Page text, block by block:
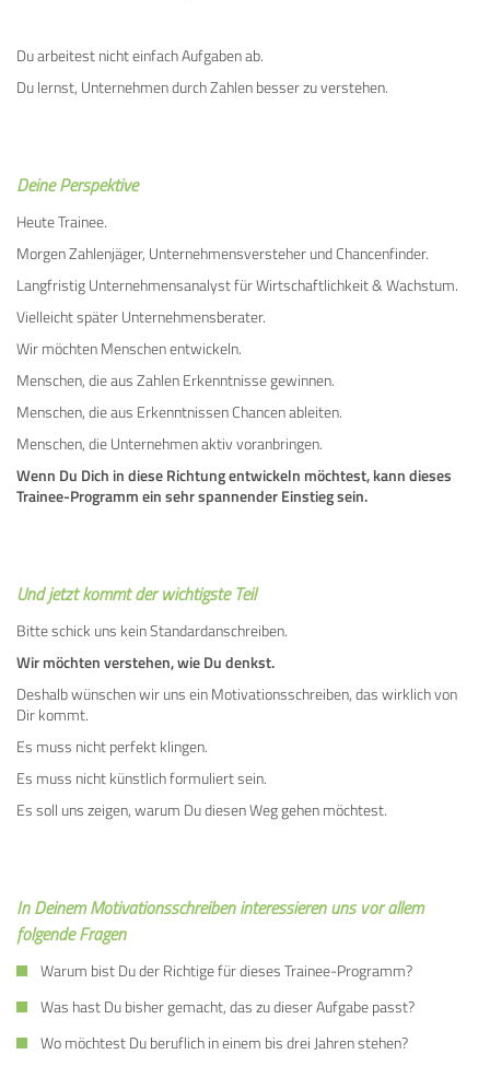
Du arbeitest nicht einfach Aufgaben ab.
Du lernst, Unternehmen durch Zahlen besser zu verstehen.
Deine Perspektive
Heute Trainee.
Morgen Zahlenjäger, Unternehmensversteher und Chancenfinder.
Langfristig Unternehmensanalyst für Wirtschaftlichkeit & Wachstum.
Vielleicht später Unternehmensberater.
Wir möchten Menschen entwickeln.
Menschen, die aus Zahlen Erkenntnisse gewinnen.
Menschen, die aus Erkenntnissen Chancen ableiten.
Menschen, die Unternehmen aktiv voranbringen.
Wenn Du Dich in diese Richtung entwickeln möchtest, kann dieses
Trainee-Programm ein sehr spannender Einstieg sein.
Und jetzt kommt der wichtigste Teil
Bitte schick uns kein Standardanschreiben.
Wir möchten verstehen, wie Du denkst.
Deshalb wünschen wir uns ein Motivationsschreiben, das wirklich von
Dir kommt.
Es muss nicht perfekt klingen.
Es muss nicht künstlich formuliert sein.
Es soll uns zeigen, warum Du diesen Weg gehen möchtest.
In Deinem Motivationsschreiben interessieren uns vor allem
folgende Fragen
Warum bist Du der Richtige für dieses Trainee-Programm?
Was hast Du bisher gemacht, das zu dieser Aufgabe passt?
Wo möchtest Du beruflich in einem bis drei Jahren stehen?